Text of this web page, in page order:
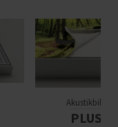
Akustikbild
PLUS